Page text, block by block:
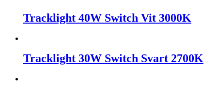
Tracklight 40W Switch Vit 3000K
Tracklight 30W Switch Svart 2700K